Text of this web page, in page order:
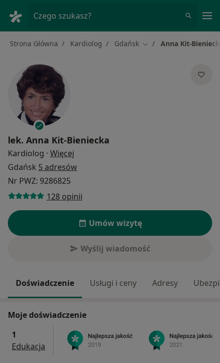
Czego szukasz?
Strona Główna Kardiolog Gdańsk Zmień miasto
Anna Kit-
lek. Anna Kit-Bieniecka
Kardiolog · Więcej
Gdańsk 5 adresów
Nr PWZ: 9286825
128 opinii
Umów wizytę
Wyślij wiadomość
Doświadczenie Usługi i ceny Adresy
Moje doświadczenie
1
Edukacja